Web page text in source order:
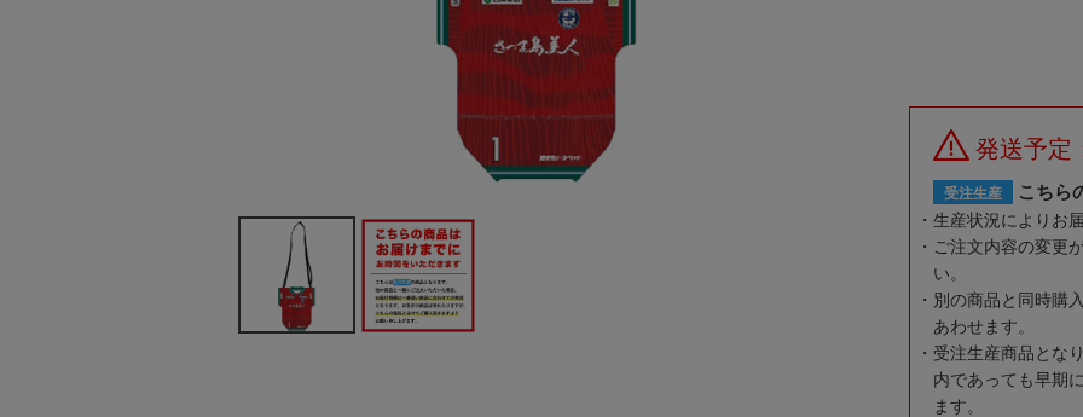
発送予定
受注生産 こちら
生産状況によりお
ご注文内容の変更
い。
別の商品と同時購
あわせます。
受注生産商品とな
内であっても早期
ます。